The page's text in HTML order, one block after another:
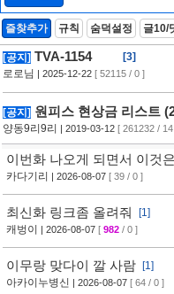
즐찾추가 규칙 숨덕설정 글10/
[공지] TVA-1154
[3]
로로님 | 2025-12-22 [ 52115 / 0 ]
[공지] 원피스 현상금 리스트
양동9리9리 | 2019-03-12 [ 261232 /
이번화 나오게 되면서 이것
카다기리 | 2026-08-07 [ 39 / 0 ]
최신화 링크좀 올려줘
[1]
캐벙이 | 2026-08-07 [ 982 / 0 ]
이무랑 맞다이 깔 사람 [1]
아카이누병신 | 2026-08-07 [ 64 / 0 ]